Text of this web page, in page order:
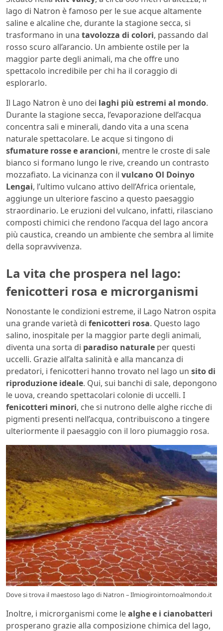
lago di Natron è famoso per le sue acque altamente
saline e alcaline che, durante la stagione secca, si
trasformano in una tavolozza di colori, passando dal
rosso scuro all’arancio. Un ambiente ostile per la
maggior parte degli animali, ma che offre uno
spettacolo incredibile per chi ha il coraggio di
esplorarlo.
Il Lago Natron è uno dei laghi più estremi al mondo.
Durante la stagione secca, l’evaporazione dell’acqua
concentra sali e minerali, dando vita a una scena
naturale spettacolare. Le acque si tingono di
sfumature rosse e arancioni, mentre le croste di sale
bianco si formano lungo le rive, creando un contrasto
mozzafiato. La vicinanza con il vulcano Ol Doinyo
Lengai, l’ultimo vulcano attivo dell’Africa orientale,
aggiunge un ulteriore fascino a questo paesaggio
straordinario. Le eruzioni del vulcano, infatti, rilasciano
composti chimici che rendono l’acqua del lago ancora
più caustica, creando un ambiente che sembra al limite
della sopravvivenza.
La vita che prospera nel lago:
fenicotteri rosa e microrganismi
Nonostante le condizioni estreme, il Lago Natron ospita
una grande varietà di fenicotteri rosa. Questo lago
salino, inospitale per la maggior parte degli animali,
diventa una sorta di paradiso naturale per questi
uccelli. Grazie all’alta salinità e alla mancanza di
predatori, i fenicotteri hanno trovato nel lago un sito di
riproduzione ideale. Qui, sui banchi di sale, depongono
le uova, creando spettacolari colonie di uccelli. I
fenicotteri minori, che si nutrono delle alghe ricche di
pigmenti presenti nell’acqua, contribuiscono a tingere
ulteriormente il paesaggio con il loro piumaggio rosa.
Dove si trova il maestoso lago di Natron – Ilmiogirointornoalmondo.it
Inoltre, i microrganismi come lealghe e i cianobatteri
prosperano grazie alla composizione chimica del lago,